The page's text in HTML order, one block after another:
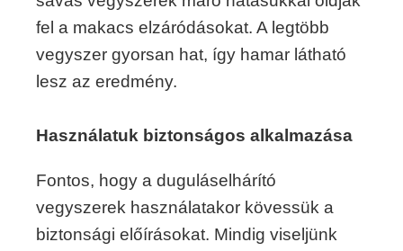
fel a makacs elzáródásokat. A legtöbb
vegyszer gyorsan hat, így hamar látható
lesz az eredmény.
Használatuk biztonságos alkalmazása
Fontos, hogy a duguláselhárító
vegyszerek használatakor kövessük a
biztonsági előírásokat. Mindig viseljünk